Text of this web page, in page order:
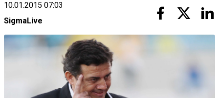
10.01.2015 07:03
SigmaLive